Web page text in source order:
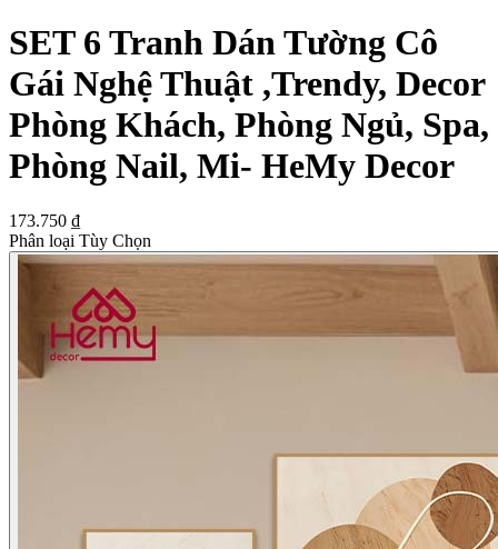
SET 6 Tranh Dán Tường Cô
Gái Nghệ Thuật ,Trendy, Decor
Phòng Khách, Phòng Ngủ, Spa,
Phòng Nail, Mi- HeMy Decor
173.750 ₫
Phân loại Tùy Chọn